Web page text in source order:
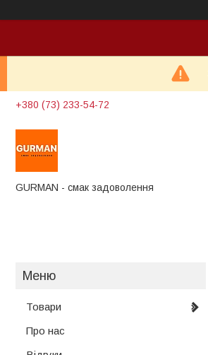
+380 (73) 233-54-72
GURMAN - смак задоволення
Товари
Про нас